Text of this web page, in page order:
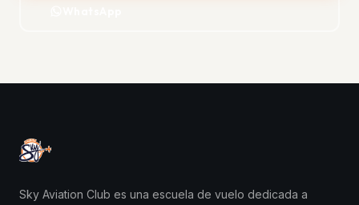
Sky Aviation Club es una escuela de vuelo dedicada a